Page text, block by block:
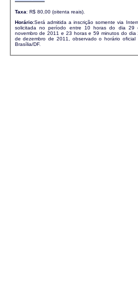
Taxa: R$ 80,00 (oitenta reais).
Horário:Será admitida a inscrição somente via
solicitada no período entre 10 horas do dia 29
novembro de 2011 e 23 horas e 59 minutos do dia
de dezembro de 2011, observado o horário oficial
Brasília/DF.